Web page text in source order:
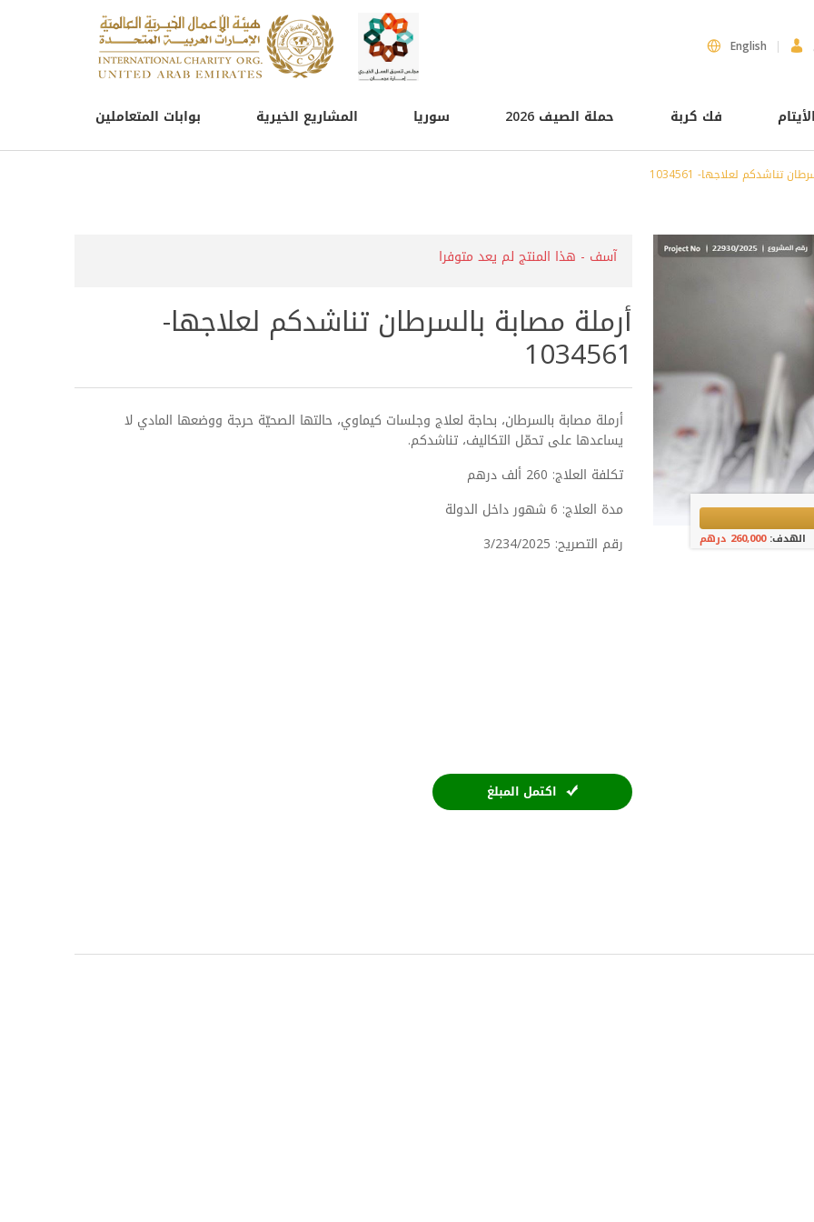
English
فك كربة حملة الصيف 2026 سوريا المشاريع الخيرية
تناشدكم لعلاجها- 1034561
الهدف:260,000 درهم
آسف - هذا المنتج لم يعد متوفرا
أرملة مصابة بالسرطان تناشدكم لعلاجها-
1034561
أرملة مصابة بالسرطان، بحاجة لعلاج وجلسات كيماوي، حالتها الصحيّة حرجة ووضعها المادي لا
يساعدها على تحمّل التكاليف، تناشدكم.
تكلفة العلاج: 260 ألف درهم
مدة العلاج: 6 شهور داخل الدولة
رقم التصريح: 3/234/2025
اكتمل المبلغ